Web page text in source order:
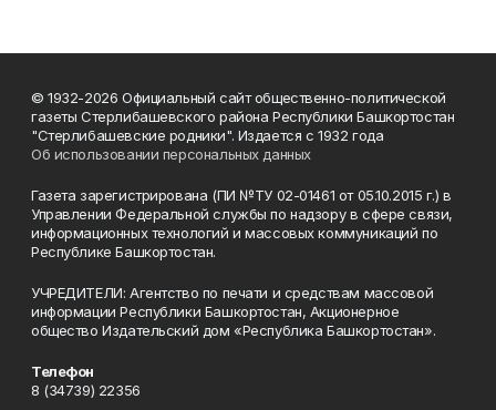
© 1932-2026 Официальный сайт общественно-политической
газеты Стерлибашевского района Республики Башкортостан
"Стерлибашевские родники". Издается с 1932 года
Об использовании персональных данных
Газета зарегистрирована (ПИ №ТУ 02-01461 от 05.10.2015 г.) в
Управлении Федеральной службы по надзору в сфере связи,
информационных технологий и массовых коммуникаций по
Республике Башкортостан.
УЧРЕДИТЕЛИ: Агентство по печати и средствам массовой
информации Республики Башкортостан, Акционерное
общество Издательский дом «Республика Башкортостан».
Телефон
8 (34739) 22356